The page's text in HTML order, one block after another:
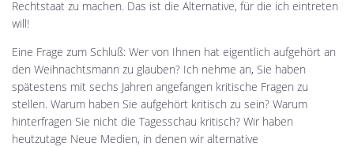
Rechtstaat zu machen. Das ist die Alternative, für die ich eintreten
will!
Eine Frage zum Schluß: Wer von Ihnen hat eigentlich aufgehört an
den Weihnachtsmann zu glauben? Ich nehme an, Sie haben
spätestens mit sechs Jahren angefangen kritische Fragen zu
stellen. Warum haben Sie aufgehört kritisch zu sein? Warum
hinterfragen Sie nicht die Tagesschau kritisch? Wir haben
heutzutage Neue Medien, in denen wir alternative